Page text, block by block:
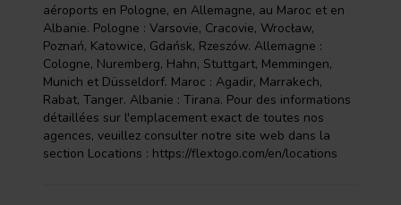
aéroports en Pologne, en Allemagne, au Maroc et en
Albanie. Pologne : Varsovie, Cracovie, Wrocław,
Poznań, Katowice, Gdańsk, Rzeszów. Allemagne :
Cologne, Nuremberg, Hahn, Stuttgart, Memmingen,
Munich et Düsseldorf. Maroc : Agadir, Marrakech,
Rabat, Tanger. Albanie : Tirana. Pour des informations
détaillées sur l'emplacement exact de toutes nos
agences, veuillez consulter notre site web dans la
section Locations : https://flextogo.com/en/locations